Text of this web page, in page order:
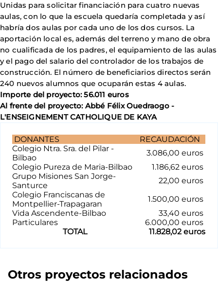
Unidas para solicitar financiación para cuatro nuevas
aulas, con lo que la escuela quedaría completada y así
habría dos aulas por cada uno de los dos cursos. La
aportación local es, además del terreno y mano de obra
no cualificada de los padres, el equipamiento de las aulas
y el pago del salario del controlador de los trabajos de
construcción. El número de beneficiarios directos serán
240 nuevos alumnos que ocuparán estas 4 aulas.
Importe del proyecto: 56.011 euros
Al frente del proyecto: Abbé Félix Ouedraogo -
L'ENSEIGNEMENT CATHOLIQUE DE KAYA
DONANTES
RECAUDACIÓN
Colegio Ntra. Sra. del Pilar -
Bilbao
3.086,00 euros
Colegio Pureza de Maria-Bilbao
1.186,62 euros
Grupo Misiones San Jorge-
Santurce
22,00 euros
Colegio Franciscanas de
Montpellier-Trapagaran
1.500,00 euros
Vida Ascendente-Bilbao
33,40 euros
Particulares
6.000,00 euros
TOTAL
11.828,02 euros
Otros proyectos relacionados